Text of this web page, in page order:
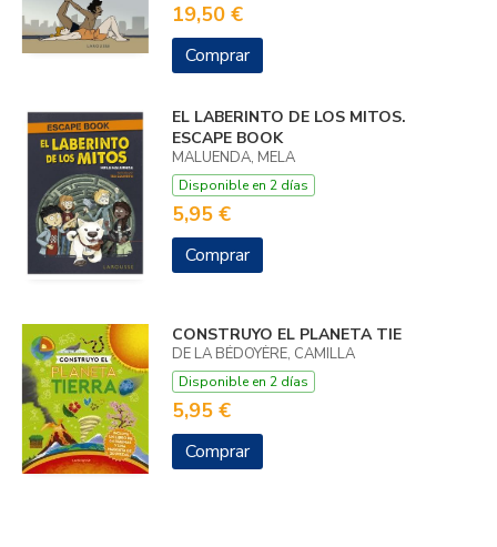
19,50 €
Comprar
EL LABERINTO DE LOS MITOS.
ESCAPE BOOK
MALUENDA, MELA
Disponible en 2 días
5,95 €
Comprar
CONSTRUYO EL PLANETA TIE
DE LA BÉDOYÈRE, CAMILLA
Disponible en 2 días
5,95 €
Comprar